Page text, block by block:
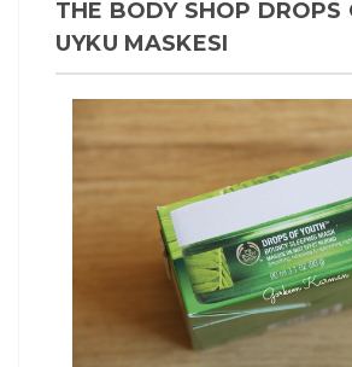
THE BODY SHOP DROPS
UYKU MASKESI